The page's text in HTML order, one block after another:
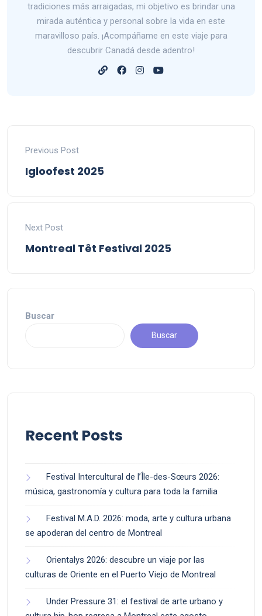
tradiciones más arraigadas, mi objetivo es brindar una
mirada auténtica y personal sobre la vida en este
maravilloso país. ¡Acompáñame en este viaje para
descubrir Canadá desde adentro!
Previous Post
Igloofest 2025
Next Post
Montreal Têt Festival 2025
Buscar
Buscar
Recent Posts
Festival Intercultural de l’Île-des-Sœurs 2026:
música, gastronomía y cultura para toda la familia
Festival M.A.D. 2026: moda, arte y cultura urbana
se apoderan del centro de Montreal
Orientalys 2026: descubre un viaje por las
culturas de Oriente en el Puerto Viejo de Montreal
Under Pressure 31: el festival de arte urbano y